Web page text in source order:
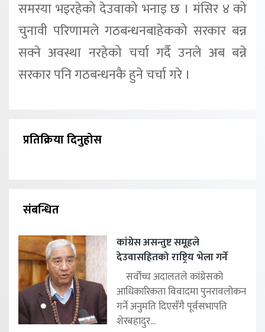
समस्या भइरहेको देउवाको भनाइ छ । मंसिर ४ को
चुनावी परिणामले गठबन्धनबाहेकको सरकार बन्न
सक्ने अवस्था नरहेको चर्चा गर्दै उनले अब बन्ने
सरकार पनि गठबन्धनकै हुने चर्चा गरे ।
प्रतिक्रिया दिनुहोस
संबन्धित
कांग्रेस असन्तुष्ट समूहले
देउवासहितको राष्ट्रिय भेला गर्ने
सर्वोच्च अदालतले कांग्रेसको
आधिकारिकता विवादमा पुनरावलोकन
गर्ने अनुमति दिएसँगै पूर्वसभापति
शेरबहादुर...